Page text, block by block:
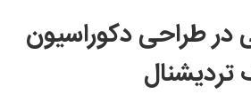
در طراحی دکوراسیون